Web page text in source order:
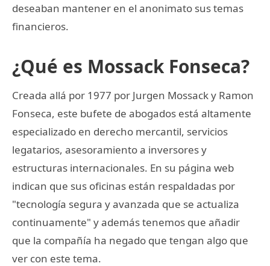
deseaban mantener en el anonimato sus temas
financieros.
¿Qué es Mossack Fonseca?
Creada allá por 1977 por Jurgen Mossack y Ramon
Fonseca, este bufete de abogados está altamente
especializado en derecho mercantil, servicios
legatarios, asesoramiento a inversores y
estructuras internacionales. En su página web
indican que sus oficinas están respaldadas por
"tecnología segura y avanzada que se actualiza
continuamente" y además tenemos que añadir
que la compañía ha negado que tengan algo que
ver con este tema.